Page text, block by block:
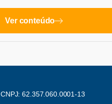
Ver conteúdo
CNPJ: 62.357.060.0001-13